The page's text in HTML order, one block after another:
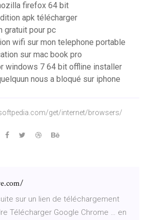
firefox 64 bit
apk télécharger
gratuit pour pc
wifi sur mon telephone portable
sur mac book pro
windows 7 64 bit offline installer
nous a bloqué sur iphone
get/internet/browsers/
sur un lien de téléchargement
Télécharger Google Chrome … en